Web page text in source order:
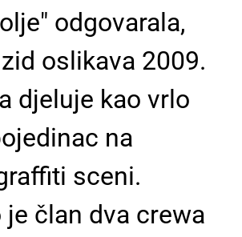
odgovarala,
oslikava 2009.
djeluje kao vrlo
na
sceni.
član dva crewa